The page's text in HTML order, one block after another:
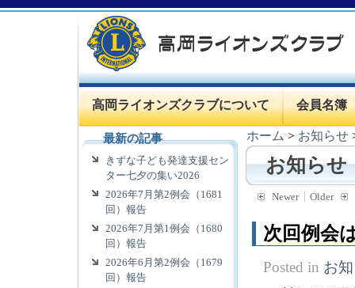
高岡ライオンズクラブについて 会員名簿
ホーム > お知らせ
お知らせ
Newer Older
次回例会
Posted in お
最新の記事
きずな子ども発達支援セン
ター七夕の集い2026
2026年7月第2例会（1681
回）報告
2026年7月第1例会（1680
回）報告
2026年6月第2例会（1679
回）報告